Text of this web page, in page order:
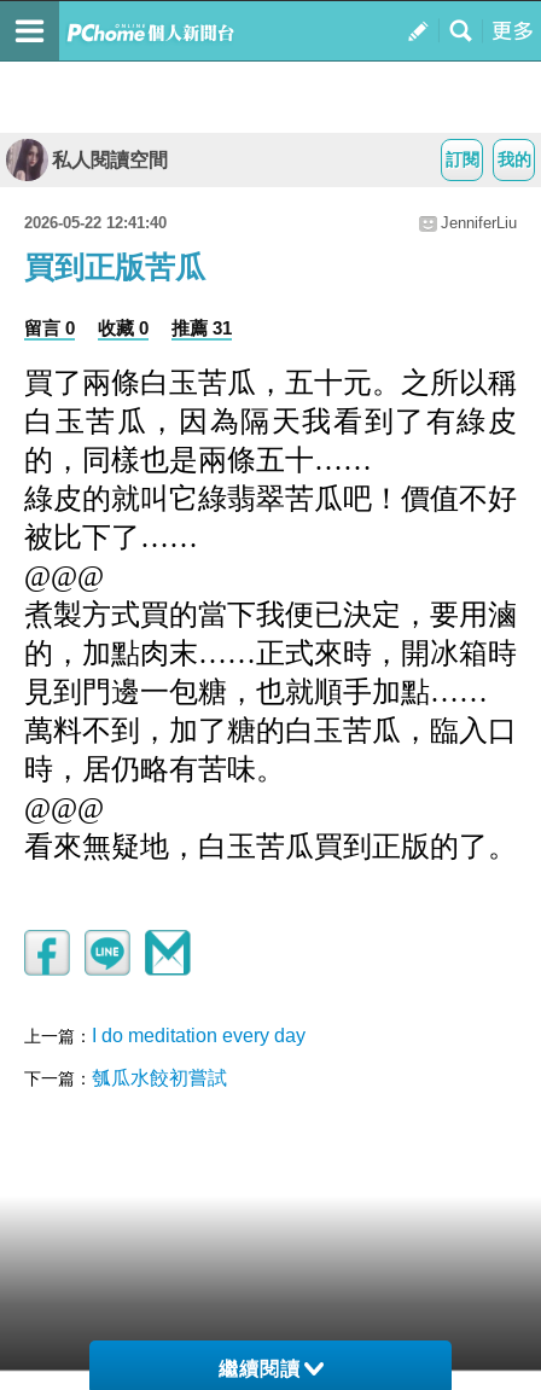
我的
訂閱
私人閱讀空間
2026-05-22 12:41:40 JenniferLiu
買到正版苦瓜
留言 0 收藏 0 推薦 31
買了兩條白玉苦瓜，五十元。之所以稱
白玉苦瓜，因為隔天我看到了有綠皮
的，同樣也是兩條五十……
綠皮的就叫它綠翡翠苦瓜吧！價值不好
被比下了……
@@@
煮製方式買的當下我便已決定，要用滷
的，加點肉末……正式來時，開冰箱時
見到門邊一包糖，也就順手加點……
萬料不到，加了糖的白玉苦瓜，臨入口
時，居仍略有苦味。
@@@
看來無疑地，白玉苦瓜買到正版的了。
上一篇： I do meditation every day
下一篇： 瓠瓜水餃初嘗試
繼續閱讀